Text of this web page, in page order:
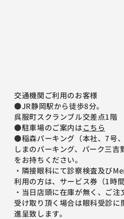
交通機関ご利用のお客様
●JR静岡駅から徒歩8分。
呉服町スクランブル交差点1階
●駐車場のご案内はこちら
●稲森パーキング（本社、7号
しまのパーキング、パーク三
をお持ちください。
・隣接眼科にて診察検査及び
利用の方は、サービス券（1時
・当日店頭に在庫が無く、ご
受け取り頂く場合は眼科受診に
進呈致します。